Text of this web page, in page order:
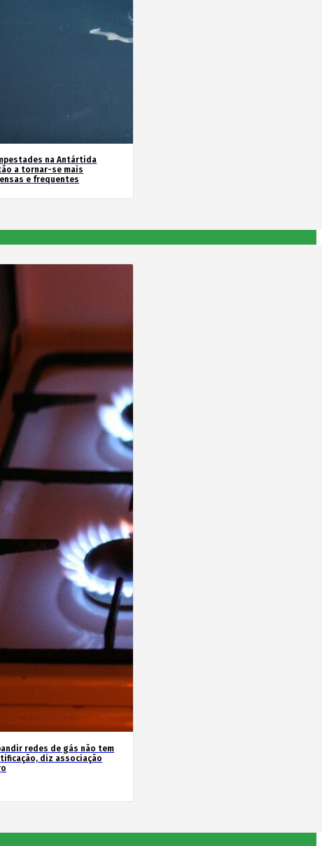
na Antártida
a tornar-se mais
e frequentes
redes de gás não tem
diz associação